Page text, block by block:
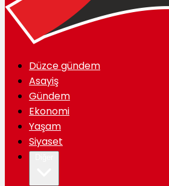
Düzce gündem
Asayiş
Gündem
Ekonomi
Yaşam
Siyaset